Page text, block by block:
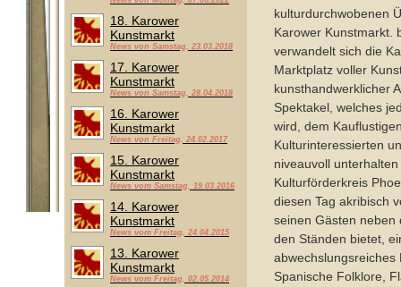
18. Karower
Kunstmarkt
News von Samstag, 23.03.2018
17. Karower
Kunstmarkt
News von Samstag, 28.04.2018
16. Karower
Kunstmarkt
News von Freitag, 24.02.2017
15. Karower
Kunstmarkt
News vom Samstag, 19.03.2016
14. Karower
Kunstmarkt
News vom Freitag, 24.04.2015
13. Karower
Kunstmarkt
News vom Freitag, 02.05.2014
kulturdurchwobenen
Karower Kunstmarkt.
verwandelt sich die
Marktplatz voller
kunsthandwerklicher
Spektakel, welches
wird, dem
Kulturinteressierten
niveauvoll
Kulturförderkreis
diesen Tag akribisch
seinen Gästen neben
den Ständen bietet,
abwechslungsreiches
Spanische Folklore,